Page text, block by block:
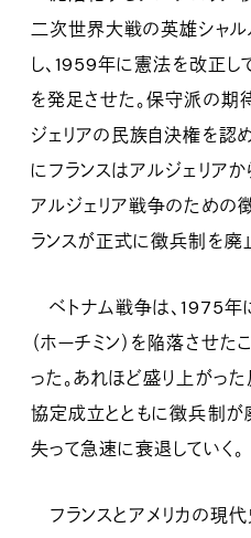
二次世界大戦の英雄シャル
し、1959年に憲法を改正
を発足させた。保守派の期
ジェリアの民族自決権を認
にフランスはアルジェリアか
アルジェリア戦争のための
ランスが正式に徴兵制を廃
ベトナム戦争は、1975年
（ホーチミン）を陥落させ
った。あれほど盛り上がっ
協定成立とともに徴兵制が
失って急速に衰退していく。
フランスとアメリカの現